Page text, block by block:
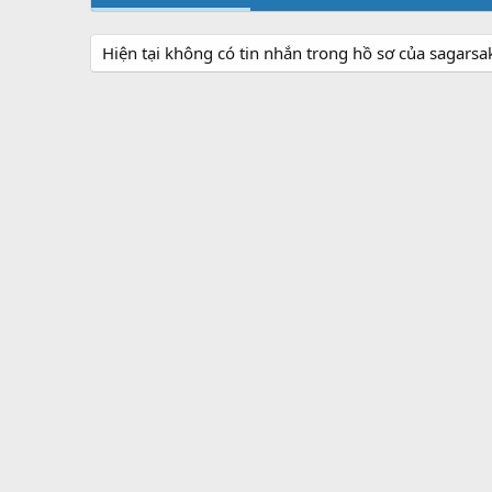
Hiện tại không có tin nhắn trong hồ sơ của